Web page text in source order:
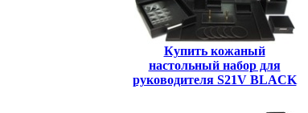
Купить кожаный
настольный набор для
руководителя S21V BLACK